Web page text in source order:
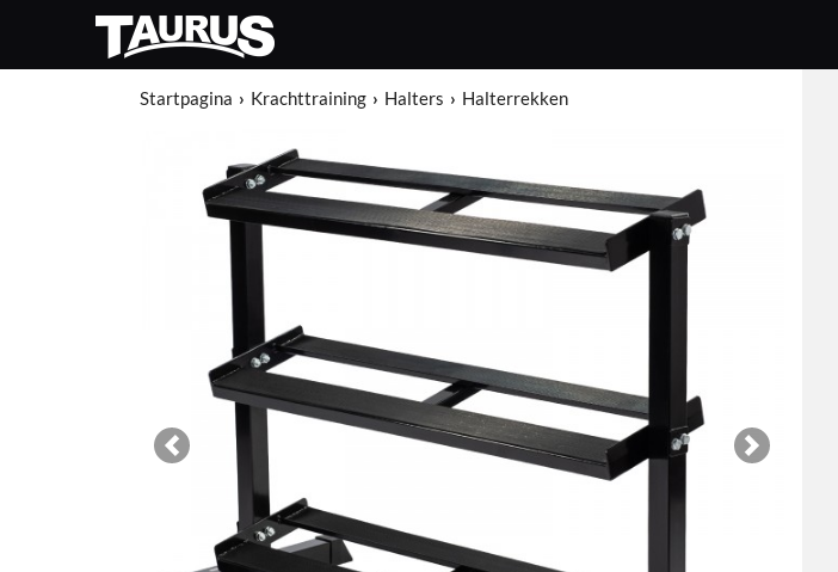
Startpagina Krachttraining Halters Halterrekken
Previous Next